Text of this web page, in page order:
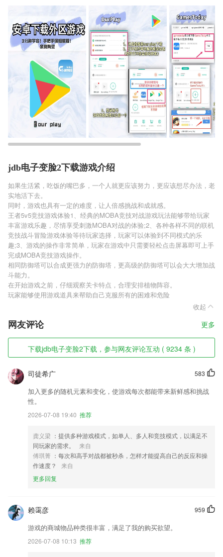
jdb电子变脸2下载游戏介绍
如果生活紧，吃饭的嘴巴多，一个人就更应该努力，更应该想尽办法，老
实地活下去。
同时，游戏也具有一定的难度，让人倍感挑战和成就感。
王者5v5竞技游戏体验1、经典的MOBA竞技对战游戏玩法能够带给玩家
丰富游戏乐趣，尽情享受刺激MOBA对战的体验;2、各种各样不同的联机
竞技战斗冒险游戏体验等待玩家选择，玩家可以体验到不同模式的乐
趣;3、游戏的操作非常简单，玩家在游戏中只需要轻松点击屏幕即可上手
完成MOBA竞技游戏操作。
相同防御塔可以合成更强力的防御塔，更高级的防御塔可以会大大增加战
斗能力。
在开始游戏之前，仔细观察关卡特点，合理安排植物阵容。
玩家能够使用游戏道具来帮助自己克服所有的困难和危险
收起
网友评论 更多
下载jdb电子变脸2下载，参与网友评论互动 ( 9234 条 )
583
司徒希广
加入更多的随机元素和变化，使游戏每次都能带来新鲜感和挑战
性。
2026-07-08 19:40 推荐
龚义梁 ：提供多种游戏模式，如单人、多人和竞技模式，以满足不
同玩家的需求。
来自
傅琪菁 ：每次和高手对战都被秒杀，怎样才能提高自己的反应和操
作速度？
来自
更多回复
959
赖霭彦
游戏的商城物品种类很丰富，满足了我的购买欲望。
2026-07-08 10:13 推荐